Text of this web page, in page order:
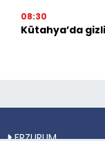
08:30
Kütahya’da
ERZURUM